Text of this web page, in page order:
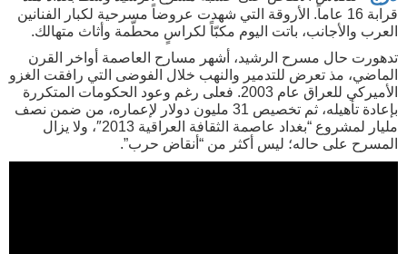
قرابة 16 عاماً. الأروقة التي شهدت عروضاً مسرحية لكبار الفنانين
العرب والأجانب، باتت اليوم مكبّاً لكراسٍ محطّمة وأثاث متهالك.
تدهورت حال مسرح الرشيد، أشهر مسارح العاصمة أواخر القرن
الماضي، مذ تعرض للتدمير والنهب خلال الفوضى التي رافقت الغزو
الأميركي للعراق عام 2003. فعلى رغم وعود الحكومات المتكررة
بإعادة تأهيله، ثم تخصيص 31 مليون دولار لإعماره، من ضمن نصف
مليار لمشروع “بغداد عاصمة الثقافة العراقية 2013″، ولا يزال
المسرح على حاله؛ ليس أكثر من “أنقاض حرب”.